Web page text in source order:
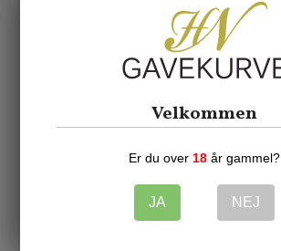
Velkommen
Er du over 18 år gammel?
JA NEJ